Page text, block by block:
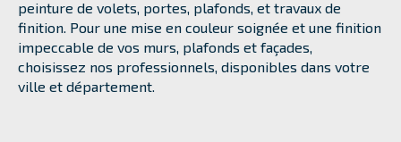
peinture de volets, portes, plafonds, et travaux de
finition. Pour une mise en couleur soignée et une finition
impeccable de vos murs, plafonds et façades,
choisissez nos professionnels, disponibles dans votre
ville et département.